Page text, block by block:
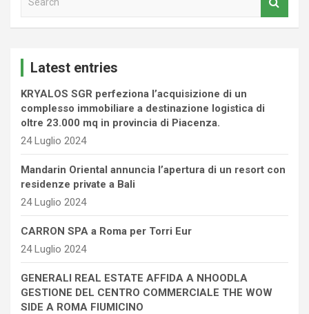
Latest entries
KRYALOS SGR perfeziona l’acquisizione di un
complesso immobiliare a destinazione logistica di
oltre 23.000 mq in provincia di Piacenza.
24 Luglio 2024
Mandarin Oriental annuncia l’apertura di un resort con
residenze private a Bali
24 Luglio 2024
CARRON SPA a Roma per Torri Eur
24 Luglio 2024
GENERALI REAL ESTATE AFFIDA A NHOODLA
GESTIONE DEL CENTRO COMMERCIALE THE WOW
SIDE A ROMA FIUMICINO